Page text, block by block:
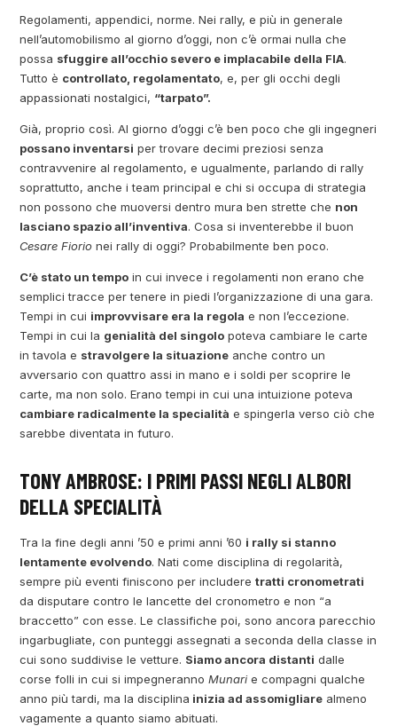
Regolamenti, appendici, norme. Nei rally, e più in generale
nell’automobilismo al giorno d’oggi, non c’è ormai nulla che
possa sfuggire all’occhio severo e implacabile della FIA.
Tutto è controllato, regolamentato, e, per gli occhi degli
appassionati nostalgici, “tarpato”.
Già, proprio così. Al giorno d’oggi c’è ben poco che gli ingegneri
possano inventarsi per trovare decimi preziosi senza
contravvenire al regolamento, e ugualmente, parlando di rally
soprattutto, anche i team principal e chi si occupa di strategia
non possono che muoversi dentro mura ben strette che non
lasciano spazio all’inventiva. Cosa si inventerebbe il buon
Cesare Fiorio nei rally di oggi? Probabilmente ben poco.
C’è stato un tempo in cui invece i regolamenti non erano che
semplici tracce per tenere in piedi l’organizzazione di una gara.
Tempi in cui improvvisare era la regola e non l’eccezione.
Tempi in cui la genialità del singolo poteva cambiare le carte
in tavola e stravolgere la situazione anche contro un
avversario con quattro assi in mano e i soldi per scoprire le
carte, ma non solo. Erano tempi in cui una intuizione poteva
cambiare radicalmente la specialità e spingerla verso ciò che
sarebbe diventata in futuro.
TONY AMBROSE: I PRIMI PASSI NEGLI ALBORI
DELLA SPECIALITÀ
Tra la fine degli anni ’50 e primi anni ’60 i rally si stanno
lentamente evolvendo. Nati come disciplina di regolarità,
sempre più eventi finiscono per includeretratti cronometrati
da disputare contro le lancette del cronometro e non “a
braccetto” con esse. Le classifiche poi, sono ancora parecchio
ingarbugliate, con punteggi assegnati a seconda della classe in
cui sono suddivise le vetture. Siamo ancora distanti dalle
corse folli in cui si impegneranno Munarie compagni qualche
anno più tardi, ma la disciplina inizia ad assomigliare almeno
vagamente a quanto siamo abituati.